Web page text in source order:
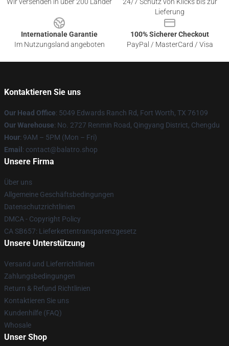
Lieferung
Internationale Garantie
Im Nutzungsland angeboten
100% Sicherer Checkout
PayPal / MasterCard / Visa
Kontaktieren Sie uns
Our Head Office: 5049 Edwards Ranch Rd, Fort Worth, TX 76109
Our Warehouse: No. 2727 Renmin Road, Qingyang District, Chengdu
Hour: 9AM – 5PM (Mon – Fri)
Email : contact@balatro.shop
Unsere Firma
Über uns
Allgemeine Geschäftsbedingungen
Datenschutzrichtlinien
DMCA - Copyright Policy
CA SB657: Lieferkettentransparenzgesetz
Unsere Unterstützung
Versand und Lieferrichtlinien
Zahlungsbedingungen
Return & Refund Richtlinien
Kontaktieren Sie uns
Kundenhilfe (FAQ)
Whosale
Unser Shop